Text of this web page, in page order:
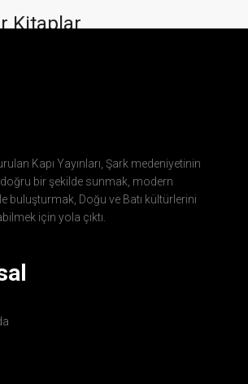
Kitaplar
Kapı Yayınları, Şark medeniyetinin
doğru bir şekilde sunmak, modern
buluşturmak, Doğu ve Batı kültürlerini
için yola çıktı.